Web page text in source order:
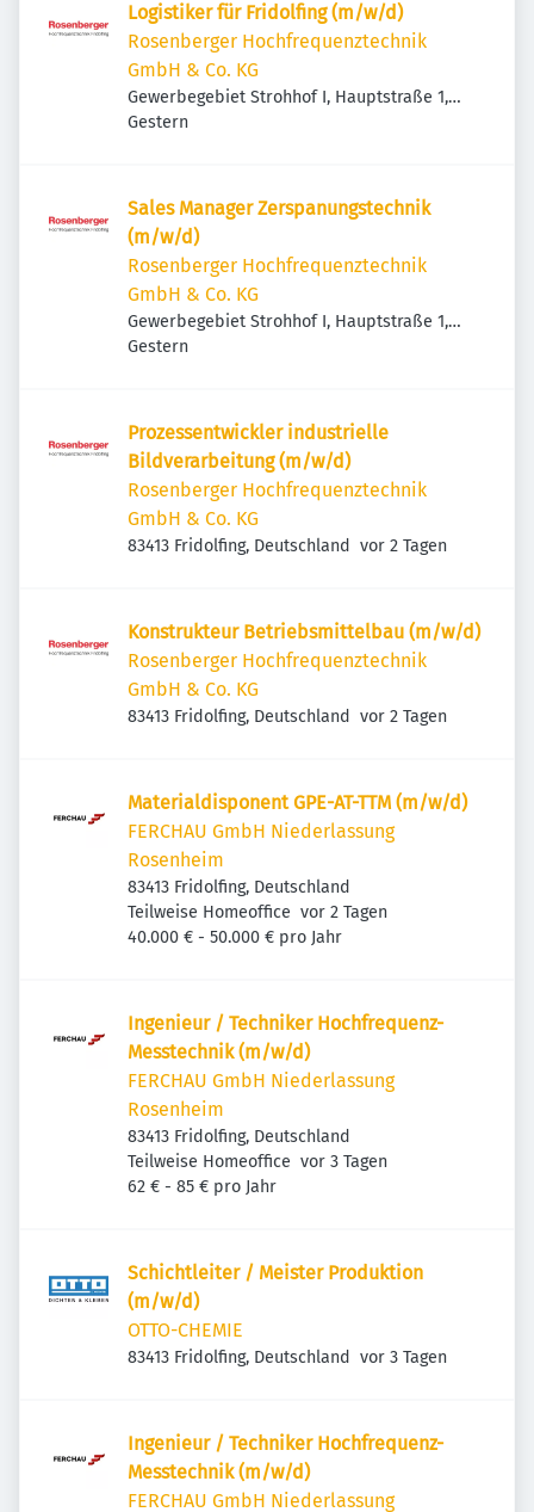
Logistiker für Fridolfing (m/w/d)
Rosenberger Hochfrequenztechnik
GmbH & Co. KG
Gewerbegebiet Strohhof I, Hauptstraße 1,
83413 Fridolfing, Deutschland
Veröffentlicht
Gestern
Sales Manager Zerspanungstechnik
(m/w/d)
Rosenberger Hochfrequenztechnik
GmbH & Co. KG
Gewerbegebiet Strohhof I, Hauptstraße 1,
83413 Fridolfing, Deutschland
Veröffentlicht
Gestern
Prozessentwickler industrielle
Bildverarbeitung (m/w/d)
Rosenberger Hochfrequenztechnik
GmbH & Co. KG
83413 Fridolfing, Deutschland Veröffentlicht
vor 2 Tagen
Konstrukteur Betriebsmittelbau (m/w/d)
Rosenberger Hochfrequenztechnik
GmbH & Co. KG
83413 Fridolfing, Deutschland Veröffentlicht
vor 2 Tagen
Mate­ri­al­dis­po­nent GPE-AT-TTM (m/w/d)
FERCHAU GmbH Niederlassung
Rosenheim
83413 Fridolfing, Deutschland
Teilweise Homeoffice Veröffentlicht
vor 2 Tagen
40.000 € - 50.000 € pro Jahr
Inge­nieur / Tech­niker Hoch­fre­quenz-
Mess­technik (m/w/d)
FERCHAU GmbH Niederlassung
Rosenheim
83413 Fridolfing, Deutschland
Teilweise Homeoffice Veröffentlicht
vor 3 Tagen
62 € - 85 € pro Jahr
Schichtleiter / Meister Produktion
(m/w/d)
OTTO-CHEMIE
83413 Fridolfing, Deutschland Veröffentlicht
vor 3 Tagen
Inge­nieur / Tech­niker Hoch­fre­quenz-
Mess­technik (m/w/d)
FERCHAU GmbH Niederlassung